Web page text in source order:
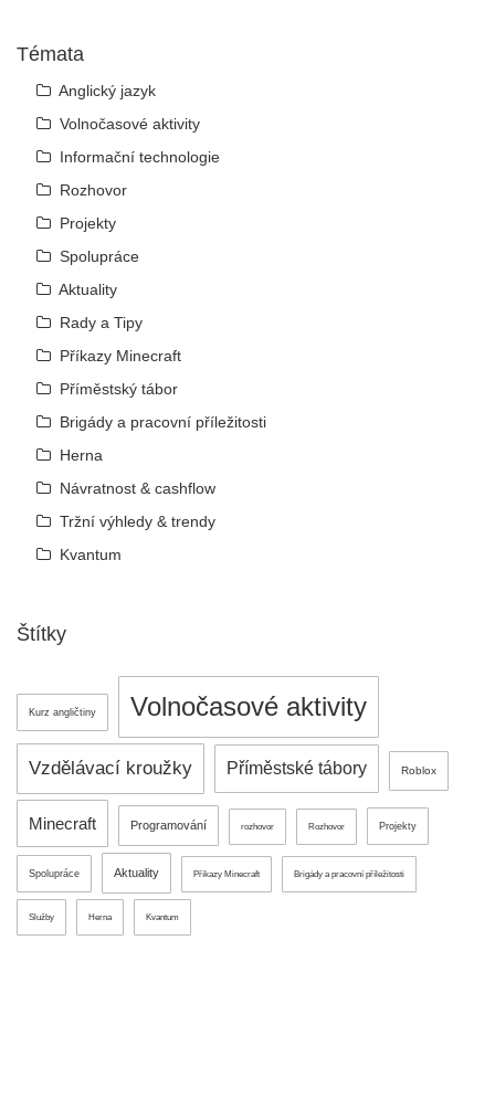
Témata
Anglický jazyk
Volnočasové aktivity
Informační technologie
Rozhovor
Projekty
Spolupráce
Aktuality
Rady a Tipy
Příkazy Minecraft
Příměstský tábor
Brigády a pracovní příležitosti
Herna
Návratnost & cashflow
Tržní výhledy & trendy
Kvantum
Štítky
Kurz angličtiny Volnočasové aktivity
Vzdělávací kroužky Příměstské tábory Roblox
Minecraft Programování rozhovor Rozhovor Projekty
Spolupráce Aktuality Příkazy Minecraft Brigády a pracovní příležitosti
Služby Herna Kvantum